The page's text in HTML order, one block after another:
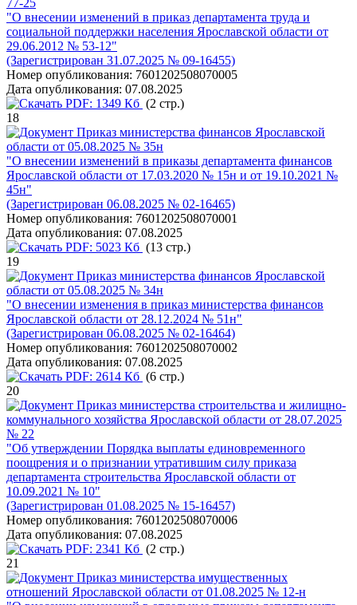
77-25
"О внесении изменений в приказ департамента труда и
социальной поддержки населения Ярославской области от
29.06.2012 № 53-12"
(Зарегистрирован 31.07.2025 № 09-16455)
Номер опубликования: 7601202508070005
Дата опубликования: 07.08.2025
PDF: 1349 Кб (2 стр.)
18
Приказ министерства финансов Ярославской
области от 05.08.2025 № 35н
"О внесении изменений в приказы департамента финансов
Ярославской области от 17.03.2020 № 15н и от 19.10.2021 №
45н"
(Зарегистрирован 06.08.2025 № 02-16465)
Номер опубликования: 7601202508070001
Дата опубликования: 07.08.2025
PDF: 5023 Кб (13 стр.)
19
Приказ министерства финансов Ярославской
области от 05.08.2025 № 34н
"О внесении изменения в приказ министерства финансов
Ярославской области от 28.12.2024 № 51н"
(Зарегистрирован 06.08.2025 № 02-16464)
Номер опубликования: 7601202508070002
Дата опубликования: 07.08.2025
PDF: 2614 Кб (6 стр.)
20
Приказ министерства строительства и жилищно-
коммунального хозяйства Ярославской области от 28.07.2025
№ 22
"Об утверждении Порядка выплаты единовременного
поощрения и о признании утратившим силу приказа
департамента строительства Ярославской области от
10.09.2021 № 10"
(Зарегистрирован 01.08.2025 № 15-16457)
Номер опубликования: 7601202508070006
Дата опубликования: 07.08.2025
PDF: 2341 Кб (2 стр.)
21
Приказ министерства имущественных
отношений Ярославской области от 01.08.2025 № 12-н